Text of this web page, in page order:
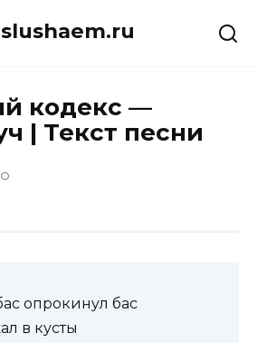
кодекс —
| Текст песни
опрокинул бас
в кусты